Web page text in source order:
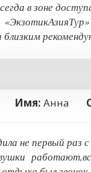
в зоне
Имя: Анна
не первый